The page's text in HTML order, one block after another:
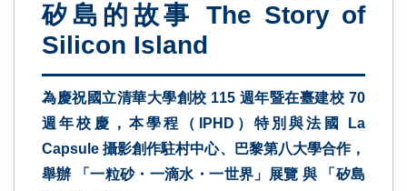
矽島的故事 The Story of
Silicon Island
為慶祝國立清華大學創校 115 週年暨在臺建校 70
週年校慶，本學程（IPHD）特別與法國 La
Capsule 攝影創作駐村中心、巴黎第八大學合作，
舉辦 「一粒砂・一滴水・一世界」展覽 與 「矽島